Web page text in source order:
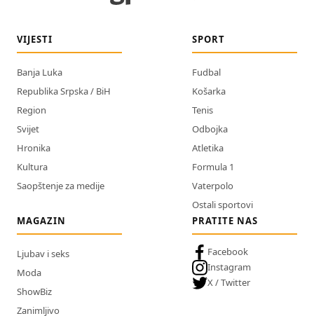
VIJESTI
Banja Luka
Republika Srpska / BiH
Region
Svijet
Hronika
Kultura
Saopštenje za medije
SPORT
Fudbal
Košarka
Tenis
Odbojka
Atletika
Formula 1
Vaterpolo
Ostali sportovi
MAGAZIN
Ljubav i seks
Moda
ShowBiz
Zanimljivo
PRATITE NAS
Facebook
Instagram
X / Twitter